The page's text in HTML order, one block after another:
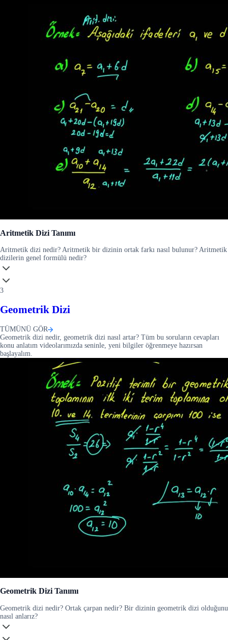
Aritmetik Dizi Tanımı
Aritmetik dizi nedir? Aritmetik bir dizinin ortak farkı nasıl bulunur? Aritmetik
dizilerin genel formülü nedir?
3
Geometrik Dizi
TÜMÜNÜ GÖR
Geometrik dizi nedir, geometrik dizi nasıl artar? Tüm bu soruların cevapları
konu anlatım videolarımızda seninle, yeni bilgiler öğrenmeye hazırsan
başlayalım.
Geometrik Dizi Tanımı
Geometrik dizi nedir? Ortak çarpan nedir? Bir dizinin geometrik dizi olduğunu
nasıl anlarız?